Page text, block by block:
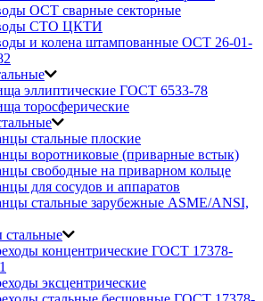
ОСТ сварные секторные
СТО ЦКТИ
и колена штампованные ОСТ 26-01-
эллиптические ГОСТ 6533-78
торосферические
стальные плоские
воротниковые (приварные встык)
свободные на приварном кольце
для сосудов и аппаратов
стальные зарубежные ASME/ANSI,
стальные
концентрические ГОСТ 17378-
эксцентрические